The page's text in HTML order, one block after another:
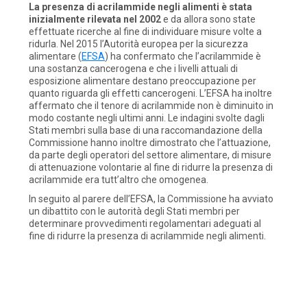
La presenza di acrilammide negli alimenti è stata
inizialmente rilevata nel 2002e da allora sono state
effettuate ricerche al fine di individuare misure volte a
ridurla. Nel 2015 l’Autorità europea per la sicurezza
alimentare (EFSA) ha confermato che l’acrilammide è
una sostanza cancerogena e che i livelli attuali di
esposizione alimentare destano preoccupazione per
quanto riguarda gli effetti cancerogeni. L’EFSA ha inoltre
affermato che il tenore di acrilammide non è diminuito in
modo costante negli ultimi anni. Le indagini svolte dagli
Stati membri sulla base di una raccomandazione della
Commissione hanno inoltre dimostrato che l’attuazione,
da parte degli operatori del settore alimentare, di misure
di attenuazione volontarie al fine di ridurre la presenza di
acrilammide era tutt’altro che omogenea.
In seguito al parere dell’EFSA, la Commissione ha avviato
un dibattito con le autorità degli Stati membri per
determinare provvedimenti regolamentari adeguati al
fine di ridurre la presenza di acrilammide negli alimenti.